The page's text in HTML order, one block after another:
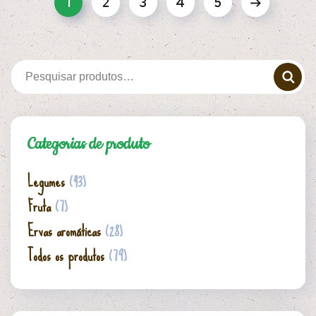
Categorias de produto
Legumes(43)
Fruta(7)
Ervas aromáticas(28)
Todos os produtos(79)